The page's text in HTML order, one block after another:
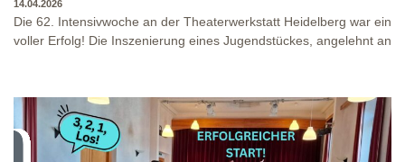
14.04.2026
Die 62. Intensivwoche an der Theaterwerkstatt Heidelberg war ein
voller Erfolg! Die Inszenierung eines Jugendstückes, angelehnt an
Auseinandersetzung mit den Inhalten und Themen dieser Stücke
statt, sowie eine enge Zusammenarbeit in den
Inszenierungsprozessen. Beide Inszenierungen wurden am Ende
auf unserer Bühne präsentiert! Wir danken allen Studierenden
WO?
THEATERWERKSTATT HEIDELBERG: KLINGENTEICHSTR. 8, NÄHE
BUSHALTESTELLE PETERSKIRCHE (ALTSTADT)